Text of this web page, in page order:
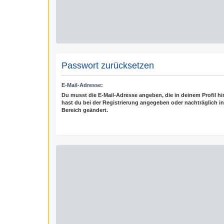
Passwort zurücksetzen
E-Mail-Adresse:
Du musst die E-Mail-Adresse angeben, die in deinem Profil
hast du bei der Registrierung angegeben oder nachträglich
Bereich geändert.